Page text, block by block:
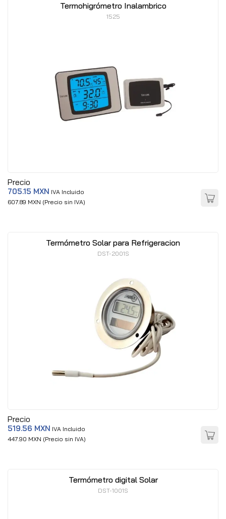
Termohigrómetro Inalambrico
1525
Precio
705.15 MXN IVA Incluido
607.89 MXN (Precio sin IVA)
Termómetro Solar para Refrigeracion
DST-2001S
Precio
519.56 MXN IVA Incluido
447.90 MXN (Precio sin IVA)
Termómetro digital Solar
DST-1001S